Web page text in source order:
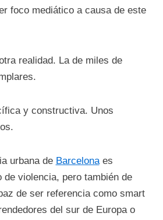
foco mediático a causa de este
realidad. La de miles de
y constructiva. Unos
urbana de Barcelonaes
violencia, pero también de
de ser referencia como smart
del sur de Europa o